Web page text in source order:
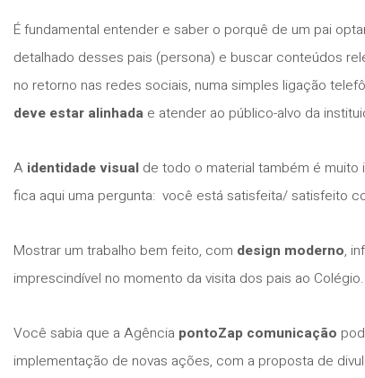
É fundamental entender e saber o porquê de um pai
detalhado desses pais (persona) e buscar conteúdos
no retorno nas redes sociais, numa simples ligação
deve estar alinhada e atender ao público-alvo da
A identidade visual de todo o material também é muito
fica aqui uma pergunta: você está satisfeita/ satisfeito
Mostrar um trabalho bem feito, com design moderno,
imprescindível no momento da visita dos pais ao
Você sabia que a Agência pontoZap comunicação
implementação de novas ações, com a proposta de